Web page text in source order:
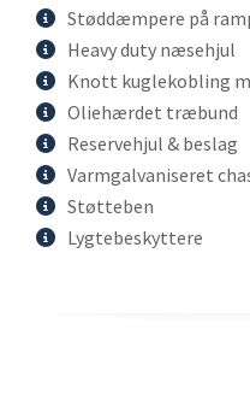
Støddæmpere på
Heavy duty næsehjul
Knott kuglekobling
Oliehærdet træbund
Reservehjul & beslag
Varmgalvaniseret
Støtteben
Lygtebeskyttere